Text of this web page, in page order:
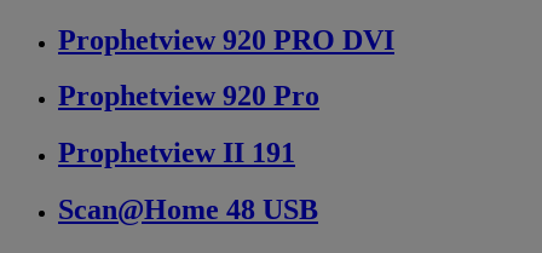
Prophetview 920 PRO DVI
Prophetview 920 Pro
Prophetview II 191
Scan@Home 48 USB